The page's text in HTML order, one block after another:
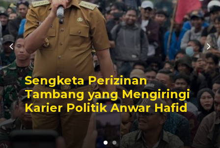
Sengketa Perizinan
Tambang yang Mengiringi
Karier Politik Anwar Hafid